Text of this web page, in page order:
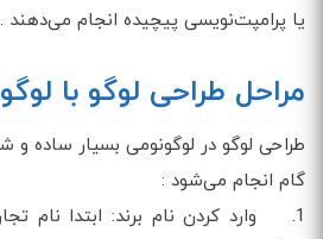
یا پرامپت‌نویسی پیچیده انجام می‌دهند .
مراحل طراحی لوگو با
طراحی لوگو در لوگونومی بسیار ساده
گام انجام می‌شود :
1. وارد کردن نام برند: ابتدا نام